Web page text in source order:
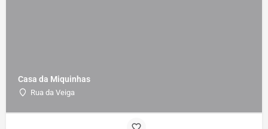
Casa da Miquinhas
Rua da Veiga